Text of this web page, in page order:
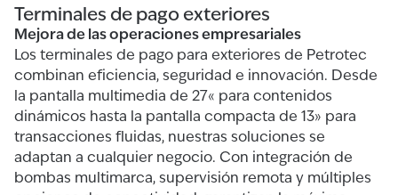
Terminales de pago exteriores
Mejora de las operaciones empresariales
Los terminales de pago para exteriores de Petrotec
combinan eficiencia, seguridad e innovación. Desde
la pantalla multimedia de 27« para contenidos
dinámicos hasta la pantalla compacta de 13» para
transacciones fluidas, nuestras soluciones se
adaptan a cualquier negocio. Con integración de
bombas multimarca, supervisión remota y múltiples